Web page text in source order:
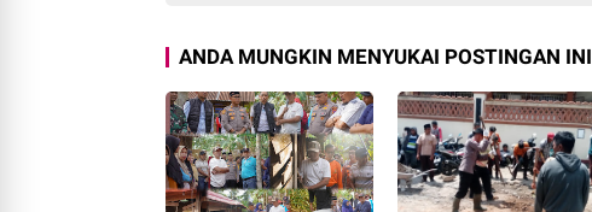
ANDA MUNGKIN MENYUKAI POSTINGAN INI